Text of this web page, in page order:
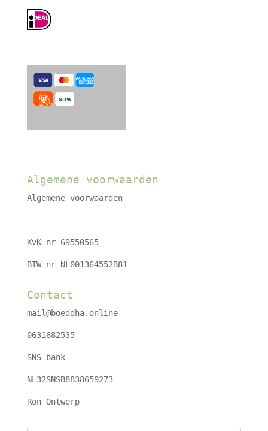
Algemene voorwaarden
Algemene voorwaarden
KvK nr 69550565
BTW nr NL001364552B81
Contact
mail@boeddha.online
0631682535
SNS bank
NL32SNSB8838659273
Ron Ontwerp